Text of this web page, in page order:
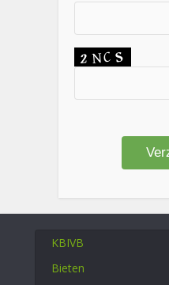
KBIVB
Bieten